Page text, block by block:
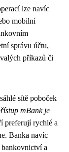
lze navíc
mobilní
správu účtu,
příkazů či
sítě poboček
mBank je
preferují rychlé a
Banka navíc
bankovnictví a